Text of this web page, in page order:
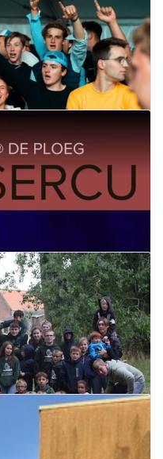
Lees meer
Lees meer
Lees meer